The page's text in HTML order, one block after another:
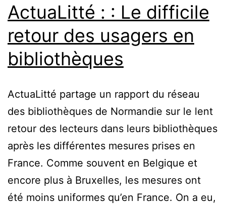
ActuaLitté : : Le difficile
retour des usagers en
bibliothèques
ActuaLitté partage un rapport du réseau
des bibliothèques de Normandie sur le lent
retour des lecteurs dans leurs bibliothèques
après les différentes mesures prises en
France. Comme souvent en Belgique et
encore plus à Bruxelles, les mesures ont
été moins uniformes qu’en France. On a eu,